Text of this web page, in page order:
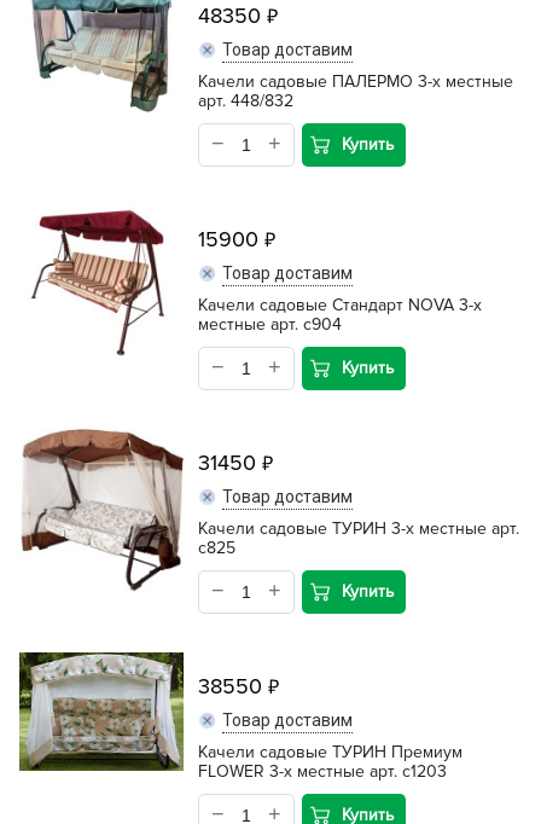
48350
Товар доставим
Качели садовые ПАЛЕРМО 3-х местные
арт. 448/832
Купить
15900
Товар доставим
Качели садовые Стандарт NOVA 3-х
местные арт. c904
Купить
31450
Товар доставим
Качели садовые ТУРИН 3-х местные арт.
c825
Купить
38550
Товар доставим
Качели садовые ТУРИН Премиум
FLOWER 3-х местные арт. с1203
Купить